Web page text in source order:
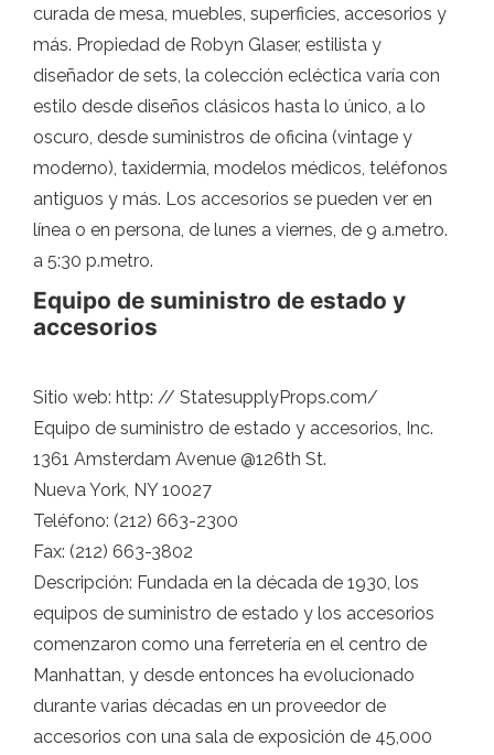
curada de mesa, muebles, superficies, accesorios y
más. Propiedad de Robyn Glaser, estilista y
diseñador de sets, la colección ecléctica varía con
estilo desde diseños clásicos hasta lo único, a lo
oscuro, desde suministros de oficina (vintage y
moderno), taxidermia, modelos médicos, teléfonos
antiguos y más. Los accesorios se pueden ver en
línea o en persona, de lunes a viernes, de 9 a.metro.
a 5:30 p.metro.
Equipo de suministro de estado y
accesorios
Sitio web: http: // StatesupplyProps.com/
Equipo de suministro de estado y accesorios, Inc.
1361 Amsterdam Avenue @126th St.
Nueva York, NY 10027
Teléfono: (212) 663-2300
Fax: (212) 663-3802
Descripción: Fundada en la década de 1930, los
equipos de suministro de estado y los accesorios
comenzaron como una ferretería en el centro de
Manhattan, y desde entonces ha evolucionado
durante varias décadas en un proveedor de
accesorios con una sala de exposición de 45,000